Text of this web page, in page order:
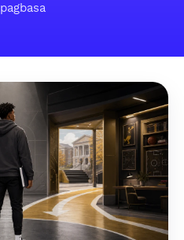
pagbasa